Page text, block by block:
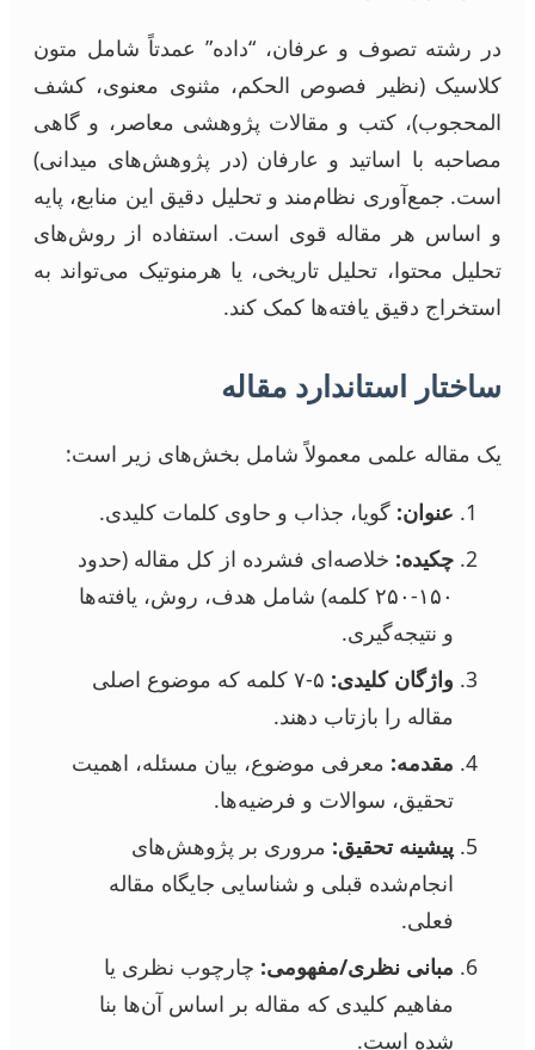
در رشته تصوف و عرفان، “داده” عمدتاً شامل متون
کلاسیک (نظیر فصوص الحکم، مثنوی معنوی، کشف
المحجوب)، کتب و مقالات پژوهشی معاصر، و گاهی
مصاحبه با اساتید و عارفان (در پژوهش‌های میدانی)
است. جمع‌آوری نظام‌مند و تحلیل دقیق این منابع، پایه
و اساس هر مقاله قوی است. استفاده از روش‌های
تحلیل محتوا، تحلیل تاریخی، یا هرمنوتیک می‌تواند به
استخراج دقیق یافته‌ها کمک کند.
ساختار استاندارد مقاله
یک مقاله علمی معمولاً شامل بخش‌های زیر است:
عنوان: گویا، جذاب و حاوی کلمات کلیدی.
چکیده: خلاصه‌ای فشرده از کل مقاله (حدود
۱۵۰-۲۵۰ کلمه) شامل هدف، روش، یافته‌ها
و نتیجه‌گیری.
واژگان کلیدی:
۵-۷ کلمه که موضوع اصلی
مقاله را بازتاب دهند.
مقدمه: معرفی موضوع، بیان مسئله، اهمیت
تحقیق، سوالات و فرضیه‌ها.
پیشینه تحقیق: مروری بر پژوهش‌های
انجام‌شده قبلی و شناسایی جایگاه مقاله
فعلی.
مبانی نظری/مفهومی: چارچوب نظری یا
مفاهیم کلیدی که مقاله بر اساس آن‌ها بنا
شده است.